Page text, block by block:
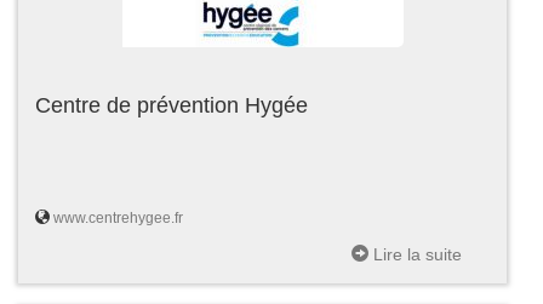
Centre de prévention Hygée
www.centrehygee.fr
Lire la suite